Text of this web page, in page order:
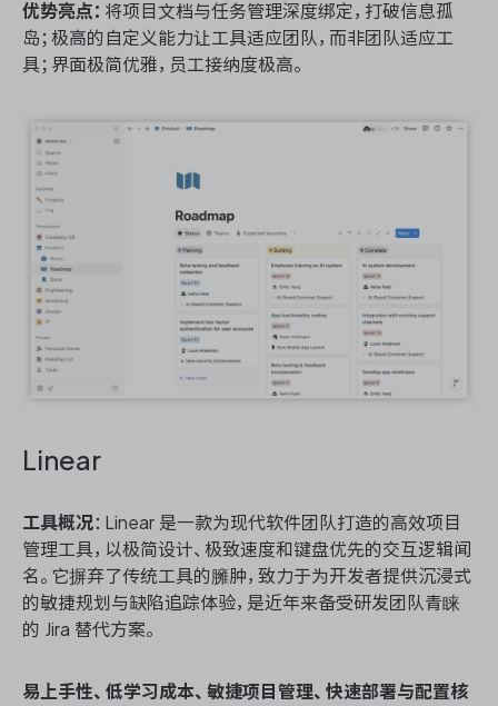
优势亮点： 将项目文档与任务管理深度绑定，打破信息孤
岛；极高的自定义能力让工具适应团队，而非团队适应工
具；界面极简优雅，员工接纳度极高。
Linear
工具概况：Linear 是一款为现代软件团队打造的高效项目
管理工具，以极简设计、极致速度和键盘优先的交互逻辑闻
名。它摒弃了传统工具的臃肿，致力于为开发者提供沉浸式
的敏捷规划与缺陷追踪体验，是近年来备受研发团队青睐
的 Jira 替代方案。
易上手性、低学习成本、敏捷项目管理、快速部署与配置核